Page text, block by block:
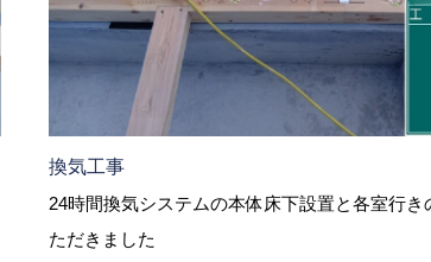
換気工事
24時間換気システムの本体床下設置と各室行き
ただきました